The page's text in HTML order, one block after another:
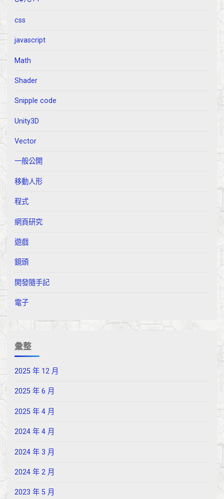
css
javascript
Math
Shader
Snipple code
Unity3D
Vector
一般公開
移動人形
程式
網頁研究
遊戲
鏡頭
開發隨手記
電子
彙整
2025 年 12 月
2025 年 6 月
2025 年 4 月
2024 年 4 月
2024 年 3 月
2024 年 2 月
2023 年 5 月